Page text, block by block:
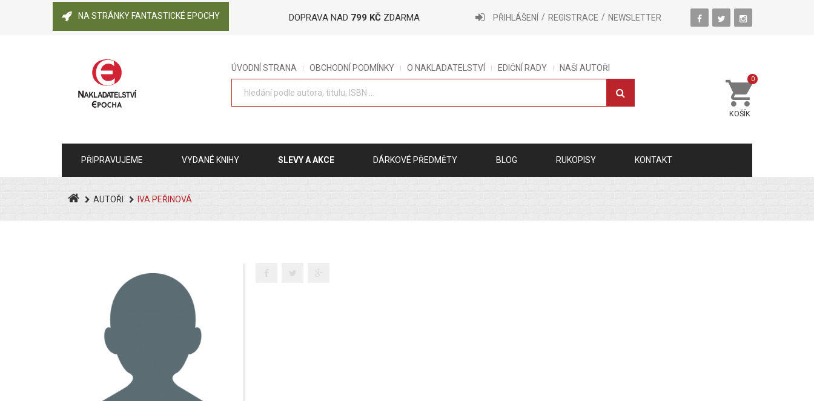
NA STRÁNKY FANTASTICKÉ EPOCHY DOPRAVA NAD 799 KČ ZDARMA PŘIHLÁŠENÍ REGISTRACE NEWSLETTER
ÚVODNÍ STRANA OBCHODNÍ PODMÍNKY O NAKLADATELSTVÍ EDIČNÍ RADY NAŠI AUTOŘI
KOŠÍK
0
PŘIPRAVUJEME VYDANÉ KNIHY SLEVY A AKCE DÁRKOVÉ PŘEDMĚTY BLOG RUKOPISY KONTAKT
AUTOŘI IVA PEŘINOVÁ